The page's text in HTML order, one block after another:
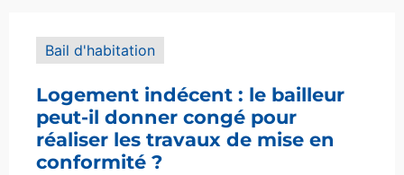
Bail d'habitation
Logement indécent : le bailleur
peut-il donner congé pour
réaliser les travaux de mise en
conformité ?